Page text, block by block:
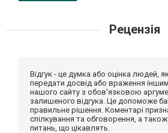
Рецензія
Відгук - це думка або оцінка людей,
передати досвід або враження
нашого сайту з обов'язковою
залишеного відгука. Це допоможе
правильне рішення. Коментарі
спілкування та обговорення, а
питань, що цікавлять.